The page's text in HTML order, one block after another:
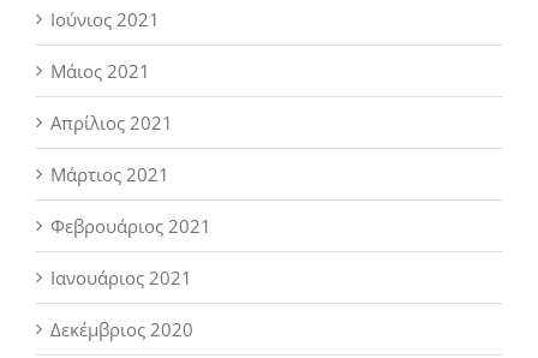
Ιούνιος 2021
Μάιος 2021
Απρίλιος 2021
Μάρτιος 2021
Φεβρουάριος 2021
Ιανουάριος 2021
Δεκέμβριος 2020